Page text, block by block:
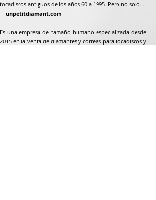
tocadiscos antiguos de los años 60 a 1995. Pero no solo...
unpetitdiamant.com
Es una empresa de tamaño humano especializada desde
2015 en la venta de diamantes y correas para tocadiscos y